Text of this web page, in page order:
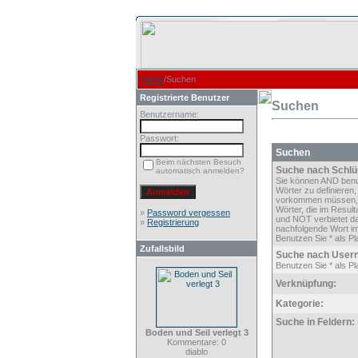
Home/Suchen
Registrierte Benutzer
Benutzername:
Passwort:
Beim nächsten Besuch
automatisch anmelden?
» Password vergessen
» Registrierung
Zufallsbild
Boden und Seil verlegt 3
Kommentare: 0
diablo
Suchen
Suchen
Suche nach
Sie können AND
Wörter zu definieren,
vorkommen
Wörter, die im
und NOT verbietet
nachfolgende Wort
Benutzen Sie * als
Suche nach
Benutzen Sie * als
Verknüpfung:
Kategorie:
Suche in Feldern: